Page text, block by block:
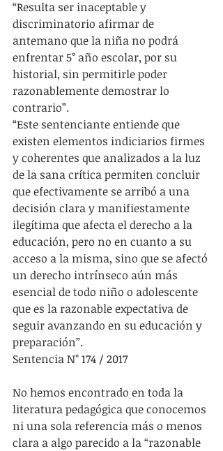
“Resulta ser inaceptable y
discriminatorio afirmar de
antemano que la niña no podrá
enfrentar 5° año escolar, por su
historial, sin permitirle poder
razonablemente demostrar lo
contrario”.
“Este sentenciante entiende que
existen elementos indiciarios firmes
y coherentes que analizados a la luz
de la sana crítica permiten concluir
que efectivamente se arribó a una
decisión clara y manifiestamente
ilegítima que afecta el derecho a la
educación, pero no en cuanto a su
acceso a la misma, sino que se afectó
un derecho intrínseco aún más
esencial de todo niño o adolescente
que es la razonable expectativa de
seguir avanzando en su educación y
preparación”.
Sentencia N° 174 / 2017
No hemos encontrado en toda la
literatura pedagógica que conocemos
ni una sola referencia más o menos
clara a algo parecido a la “razonable